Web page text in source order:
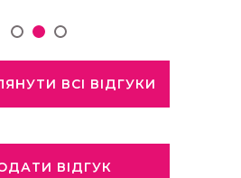
ВСІ ВІДГУКИ
ВІДГУК